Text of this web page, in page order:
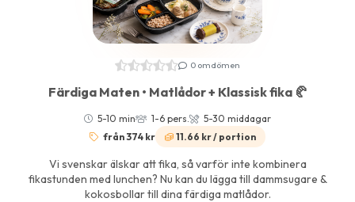
0 omdömen
Färdiga Maten • Matlådor + Klassisk fika 🥐
5-10 min 1-6 pers.
5-30 middagar
från 374 kr
11.66 kr / portion
Vi svenskar älskar att fika, så varför inte kombinera
fikastunden med lunchen? Nu kan du lägga till dammsugare &
kokosbollar till dina färdiga matlådor.